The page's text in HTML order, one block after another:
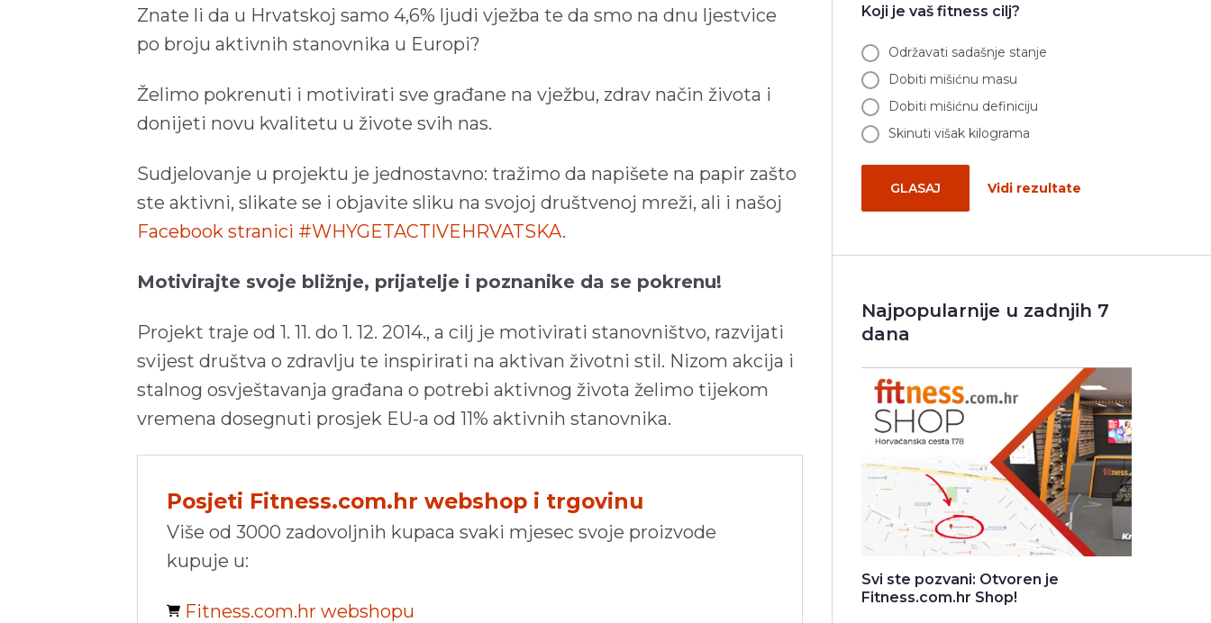
Znate li da u Hrvatskoj samo 4,6% ljudi vježba te da smo na dnu ljestvice
po broju aktivnih stanovnika u Europi?
Želimo pokrenuti i motivirati sve građane na vježbu, zdrav način života i
donijeti novu kvalitetu u živote svih nas.
Sudjelovanje u projektu je jednostavno: tražimo da napišete na papir zašto
ste aktivni, slikate se i objavite sliku na svojoj društvenoj mreži, ali i našoj
Facebook stranici #WHYGETACTIVEHRVATSKA.
Motivirajte svoje bližnje, prijatelje i poznanike da se pokrenu!
Projekt traje od 1. 11. do 1. 12. 2014., a cilj je motivirati stanovništvo, razvijati
svijest društva o zdravlju te inspirirati na aktivan životni stil. Nizom akcija i
stalnog osvještavanja građana o potrebi aktivnog života želimo tijekom
vremena dosegnuti prosjek EU-a od 11% aktivnih stanovnika.
Posjeti Fitness.com.hr webshop i trgovinu
Više od 3000 zadovoljnih kupaca svaki mjesec svoje proizvode
kupuje u:
Fitness.com.hr webshopu
Koji je vaš fitness cilj?
Održavati sadašnje stanje
Dobiti mišićnu masu
Dobiti mišićnu definiciju
Skinuti višak kilograma
GLASAJ Vidi rezultate
Najpopularnije u zadnjih 7
dana
Svi ste pozvani: Otvoren je
Fitness.com.hr Shop!